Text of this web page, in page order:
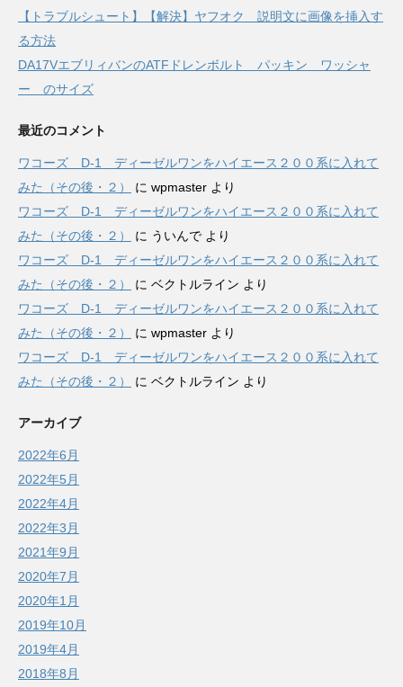
【トラブルシュート】【解決】ヤフオク 説明文に画像を挿入す
る方法
DA17VエブリィバンのATFドレンボルト パッキン ワッシャ
ー のサイズ
最近のコメント
ワコーズ D-1 ディーゼルワンをハイエース２００系に入れて
みた（その後・２）
に wpmaster より
ワコーズ D-1 ディーゼルワンをハイエース２００系に入れて
みた（その後・２）
に ういんで より
ワコーズ D-1 ディーゼルワンをハイエース２００系に入れて
みた（その後・２）
に ベクトルライン より
ワコーズ D-1 ディーゼルワンをハイエース２００系に入れて
みた（その後・２）
に wpmaster より
ワコーズ D-1 ディーゼルワンをハイエース２００系に入れて
みた（その後・２）
に ベクトルライン より
アーカイブ
2022年6月
2022年5月
2022年4月
2022年3月
2021年9月
2020年7月
2020年1月
2019年10月
2019年4月
2018年8月